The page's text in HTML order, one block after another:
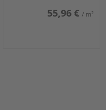
55,96 € / m²